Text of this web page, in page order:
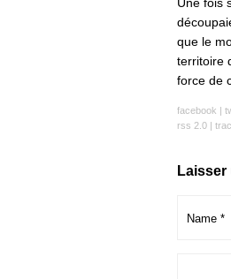
que le
territoire
force de
facebook |
rss 2.0|
Laisser